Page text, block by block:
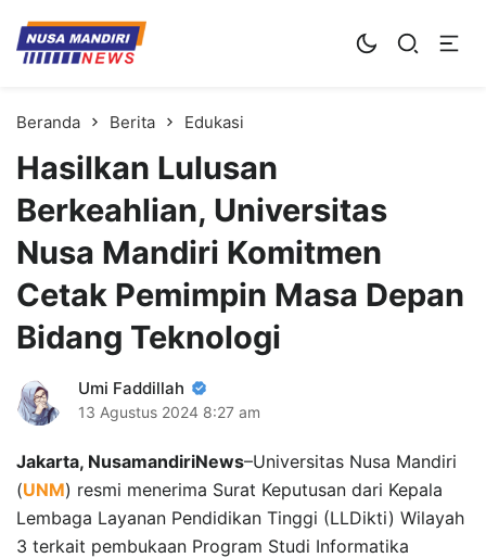
Kampus Digital Bisnis
Universitas Nusa Mandiri
Beranda Berita Edukasi
Hasilkan Lulusan
Berkeahlian, Universitas
Nusa Mandiri Komitmen
Cetak Pemimpin Masa Depan
Bidang Teknologi
Umi Faddillah
13 Agustus 2024 8:27 am
Jakarta, NusamandiriNews–Universitas Nusa Mandiri
(UNM) resmi menerima Surat Keputusan dari Kepala
Lembaga Layanan Pendidikan Tinggi (LLDikti) Wilayah
3 terkait pembukaan Program Studi Informatika